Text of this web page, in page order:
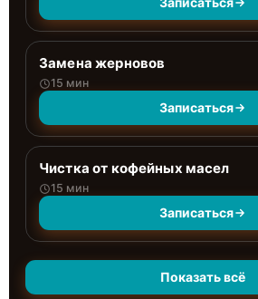
Замена жерновов
15 мин
Записаться
Чистка от кофейных масел
15 мин
Записаться
Показать всё